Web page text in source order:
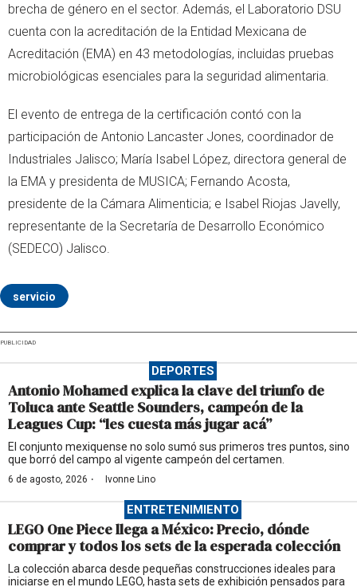
brecha de género en el sector. Además, el Laboratorio DSU
cuenta con la acreditación de la Entidad Mexicana de
Acreditación (EMA) en 43 metodologías, incluidas pruebas
microbiológicas esenciales para la seguridad alimentaria.
El evento de entrega de la certificación contó con la
participación de Antonio Lancaster Jones, coordinador de
Industriales Jalisco; María Isabel López, directora general de
la EMA y presidenta de MUSICA; Fernando Acosta,
presidente de la Cámara Alimenticia; e Isabel Riojas Javelly,
representante de la Secretaría de Desarrollo Económico
(SEDECO) Jalisco.
servicio
PUBLICIDAD
DEPORTES
Antonio Mohamed explica la clave del triunfo de
Toluca ante Seattle Sounders, campeón de la
Leagues Cup: “les cuesta más jugar acá”
El conjunto mexiquense no solo sumó sus primeros tres puntos, sino
que borró del campo al vigente campeón del certamen.
6 de agosto, 2026 · Ivonne Lino
ENTRETENIMIENTO
LEGO One Piece llega a México: Precio, dónde
comprar y todos los sets de la esperada colección
La colección abarca desde pequeñas construcciones ideales para
iniciarse en el mundo LEGO, hasta sets de exhibición pensados para